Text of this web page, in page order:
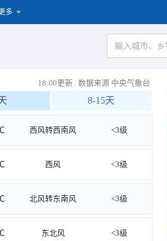
多
18:00更新 | 数据来源 中央气象台
8-15天
西风转西南风 <3级
西风 <3级
北风转东南风 <3级
东北风 <3级